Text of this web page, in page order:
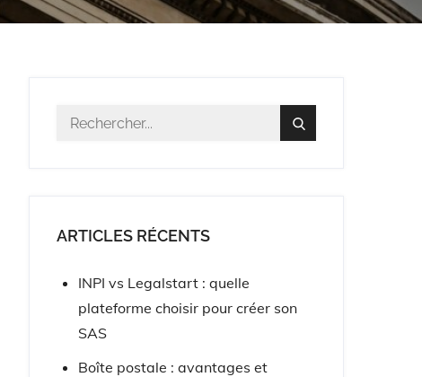
Résultat
Search
ARTICLES RÉCENTS
INPI vs Legalstart : quelle
plateforme choisir pour créer son
SAS
Boîte postale : avantages et